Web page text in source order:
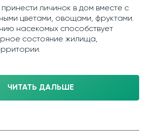
личинок в дом вместе с
цветами, овощами, фруктами.
насекомых способствует
состояние жилища,
ЧИТАТЬ ДАЛЬШЕ